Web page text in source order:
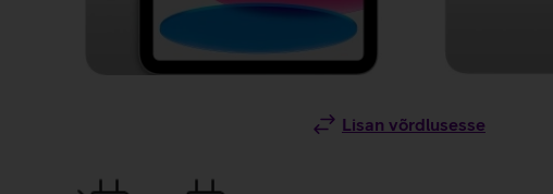
Lisan võrdlusesse